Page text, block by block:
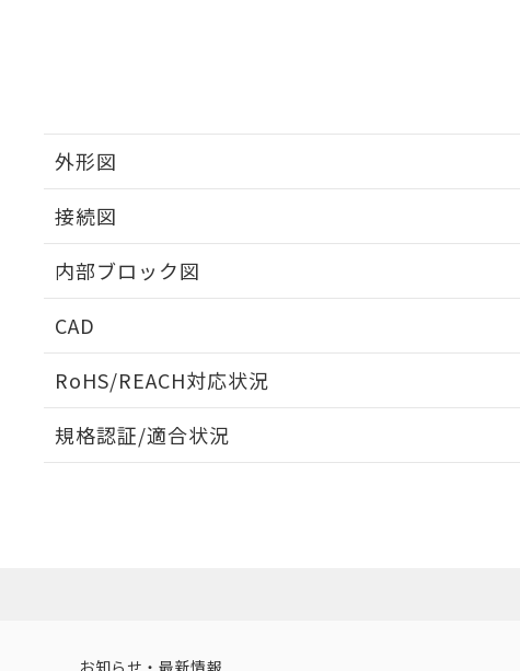
外形図
接続図
内部ブロック図
CAD
RoHS/REACH対応状況
EU RoHS 注意事項・凡例
規格認証/適合状況
（イギリス
（ノルウェー
お知らせ・最新情報